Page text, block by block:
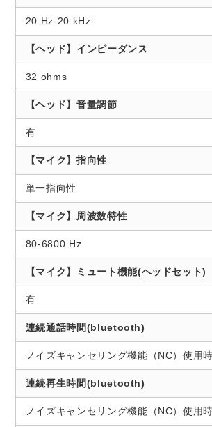
20 Hz-20 kHz
【ヘッド】インピーダンス
32 ohms
【ヘッド】音量調節
有
【マイク】指向性
単一指向性
【マイク】周波数特性
80-6800 Hz
【マイク】ミュート機能(ヘッドセット)
有
連続通話時間(bluetooth)
ノイズキャンセリング機能（NC）使用
連続再生時間(bluetooth)
ノイズキャンセリング機能（NC）使用